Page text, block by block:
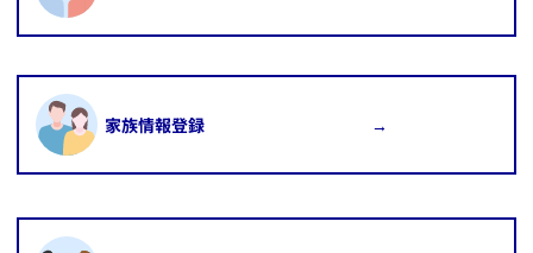
​家族情報登録 →